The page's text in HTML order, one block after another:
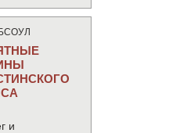
и